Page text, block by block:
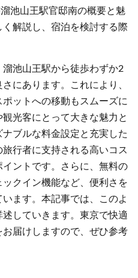
池山王駅官邸南の概要と魅
解説し、宿泊を検討する際
池山王駅から徒歩わずか2
にあります。これにより、
ットへの移動もスムーズに
光客にとって大きな魅力と
ブルな料金設定と充実した
行者に支持される高いコス
イントです。さらに、無料の
クイン機能など、便利さを
ます。本記事では、このよ
していきます。東京で快適
届けしますので、ぜひ参考